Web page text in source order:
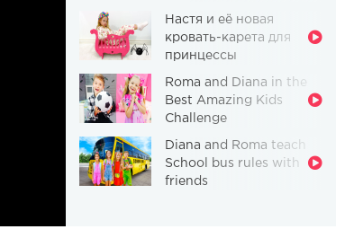
Настя и её новая
кровать-карета для
принцессы
Roma and Diana in the
Best Amazing Kids
Challenge
Diana and Roma teach
School bus rules with
friends